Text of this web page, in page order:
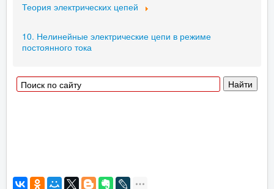
Теория электрических цепей
10. Нелинейные электрические цепи в режиме
постоянного тока